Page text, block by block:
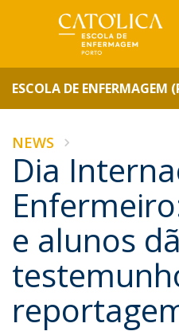
ESCOLA DE
NEWS
Dia
e alunos